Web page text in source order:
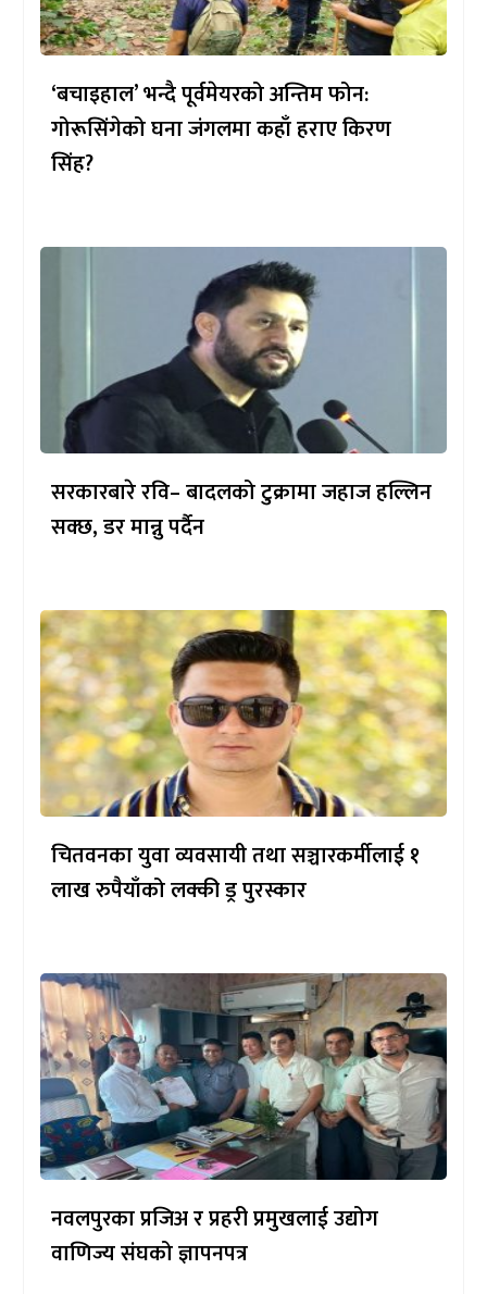
‘बचाइहाल’ भन्दै पूर्वमेयरको अन्तिम फोन:
गोरूसिंगेको घना जंगलमा कहाँ हराए किरण
सिंह?
सरकारबारे रवि– बादलको टुक्रामा जहाज हल्लिन
सक्छ, डर मान्नु पर्दैन
चितवनका युवा व्यवसायी तथा सञ्चारकर्मीलाई १
लाख रुपैयाँको लक्की ड्र पुरस्कार
नवलपुरका प्रजिअ र प्रहरी प्रमुखलाई उद्योग
वाणिज्य संघको ज्ञापनपत्र